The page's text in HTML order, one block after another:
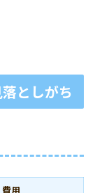
としがち
費用